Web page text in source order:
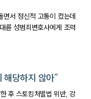
면서 정신적 고통이 컸는데
륜 성범죄변호사에게 조력
해당하지 않아”
후 스토킹처벌법 위반, 강